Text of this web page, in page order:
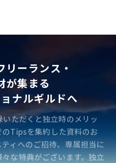
リーランス・
が集まる
ナルギルドへ
ただくと独立時のメリッ
のTipsを集約した資料のお
ィへのご招待、専属担当に
な特典がございます。独立